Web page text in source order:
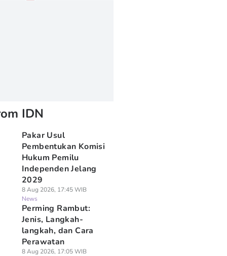
IDN
Pakar Usul
Pembentukan Komisi
Hukum Pemilu
Independen Jelang
2029
8 Aug 2026, 17:45 WIB
News
Perming Rambut:
Jenis, Langkah-
langkah, dan Cara
Perawatan
8 Aug 2026, 17:05 WIB